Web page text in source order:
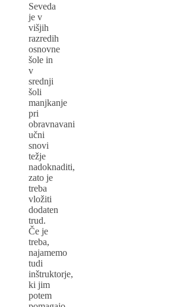
Seveda
je v
višjih
razredih
osnovne
šole in
v
srednji
šoli
manjkanje
pri
obravnavani
učni
snovi
težje
nadoknaditi,
zato je
treba
vložiti
dodaten
trud.
Če je
treba,
najamemo
tudi
inštruktorje,
ki jim
potem